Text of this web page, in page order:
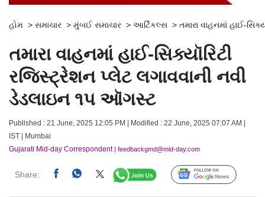
હોમ > સમાચાર > મુંબઈ સમાચાર > આર્ટિકલ્સ > તમારા વાહનમાં હાઈ-
તમારા વાહનમાં હાઈ-સિક્યૉરિટી
રજિસ્ટ્રેશન પ્લેટ લગાવવાની નવી
ડેડલાઇન ૧૫ ઑગસ્ટ
Published : 21 June, 2025 12:05 PM | Modified : 22 June, 2025 07:07 AM |
IST | Mumbai
Gujarati Mid-day Correspondent| feedbackgmd@mid-day.com
Share: Follow Us